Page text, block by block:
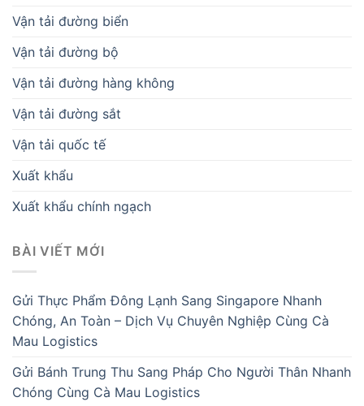
Vận tải đường biển
Vận tải đường bộ
Vận tải đường hàng không
Vận tải đường sắt
Vận tải quốc tế
Xuất khẩu
Xuất khẩu chính ngạch
BÀI VIẾT MỚI
Gửi Thực Phẩm Đông Lạnh Sang Singapore Nhanh
Chóng, An Toàn – Dịch Vụ Chuyên Nghiệp Cùng Cà
Mau Logistics
Gửi Bánh Trung Thu Sang Pháp Cho Người Thân Nhanh
Chóng Cùng Cà Mau Logistics